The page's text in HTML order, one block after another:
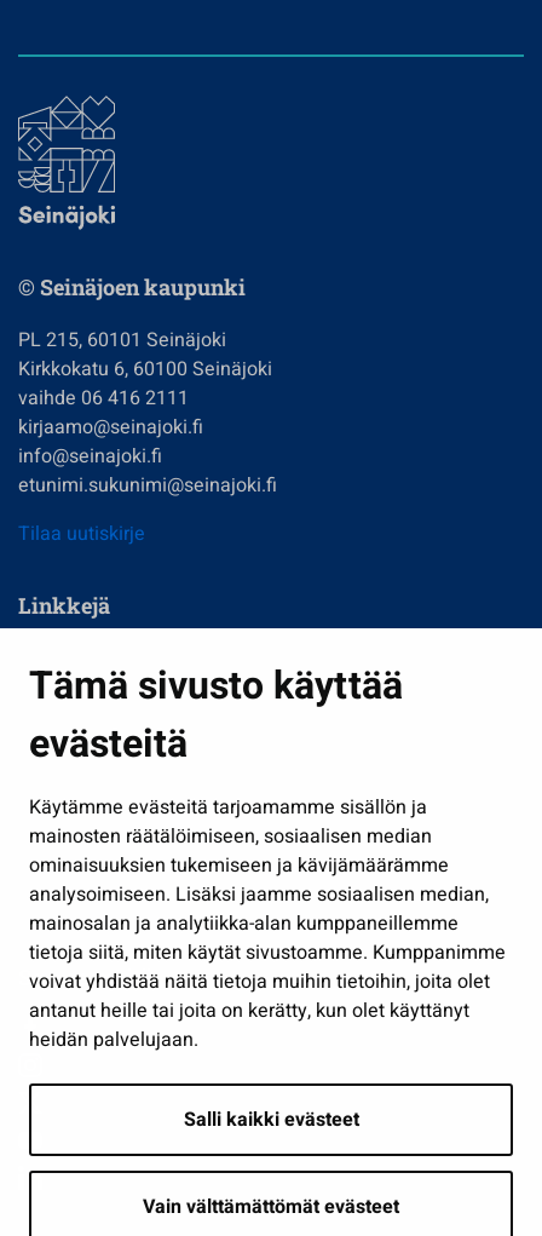
Tämä sivusto käyttää
evästeitä
Käytämme evästeitä tarjoamamme sisällön ja
mainosten räätälöimiseen, sosiaalisen median
ominaisuuksien tukemiseen ja kävijämäärämme
analysoimiseen. Lisäksi jaamme sosiaalisen median,
mainosalan ja analytiikka-alan kumppaneillemme
tietoja siitä, miten käytät sivustoamme. Kumppanimme
voivat yhdistää näitä tietoja muihin tietoihin, joita olet
antanut heille tai joita on kerätty, kun olet käyttänyt
heidän palvelujaan.
Salli kaikki evästeet
Vain välttämättömät evästeet
© Seinäjoen kaupunki
PL 215, 60101 Seinäjoki
Kirkkokatu 6, 60100 Seinäjoki
vaihde 06 416 2111
kirjaamo@seinajoki.fi
info@seinajoki.fi
etunimi.sukunimi@seinajoki.fi
Tilaa uutiskirje
Linkkejä
Kasvatus ja opetus
Kulttuuri ja liikunta
Työ ja yrittäminen
Osallistu ja asioi
Näytä omat evästeasetukseni
Seuraa meitä